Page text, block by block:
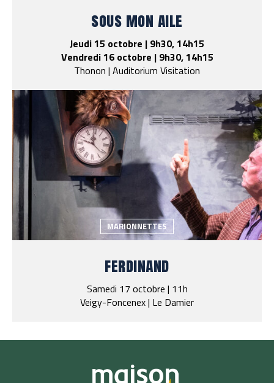
sous mon aile
Jeudi 15 octobre | 9h30, 14h15
Vendredi 16 octobre | 9h30, 14h15
Thonon | Auditorium Visitation
MARIONNETTES
ferdinand
Samedi 17 octobre | 11h
Veigy-Foncenex | Le Damier